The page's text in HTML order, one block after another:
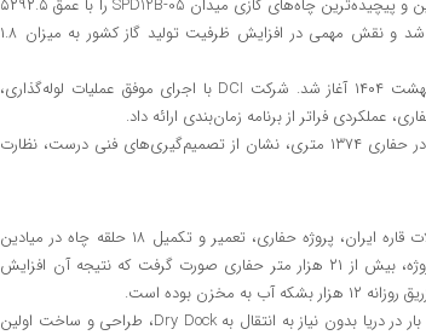
این پروژه را با موفقیت به شبکه متصل کند و در ادامه نیز یکی از عمیق‌ترین و پیچیده‌ترین چاه‌های گازی میدان SPD12B-05 را با عمق ۵۲۹۲.۵
متر به انجام برساند. این چاه در تاریخ ۲۰ اسفند ۱۴۰۳ وارد مدار تولید شد و نقش مهمی در افزایش ظرفیت تولید گاز کشور به میزان ۱.۸
حفاری دومین چاه عمیق این پروژه با نام SPD15-05 نیز از ابتدای اردیبهشت ۱۴۰۴ آغاز شد. شرکت DCI با اجرای موفق عملیات لوله‌گذاری،
فراتر از برنامه زمان‌بندی ارائه داد.
همچنین ثبت رکورد جدید در استفاده از مته King Dream از نوع PDC در حفاری ۱۳۷۴ متری، نشان از تصمیم‌گیری‌های فنی درست، نظارت
در منطقه استراتژیک سیری، شرکت DCI تحت قرارداد با شرکت نفت فلات قاره ایران، پروژه حفاری، تعمیر و تکمیل ۱۸ حلقه چاه در میادین
اسفند و سیوند را در قالب قرارداد EPDF با موفقیت اجرا کرد. در این پروژه، بیش از ۲۱ هزار متر حفاری صورت گرفت که نتیجه آن افزایش
از دیگر دستاوردهای این پروژه می‌توان به تعمیر پایه دکل برای نخستین بار در دریا بدون نیاز به انتقال به Dry Dock، طراحی و ساخت اولین